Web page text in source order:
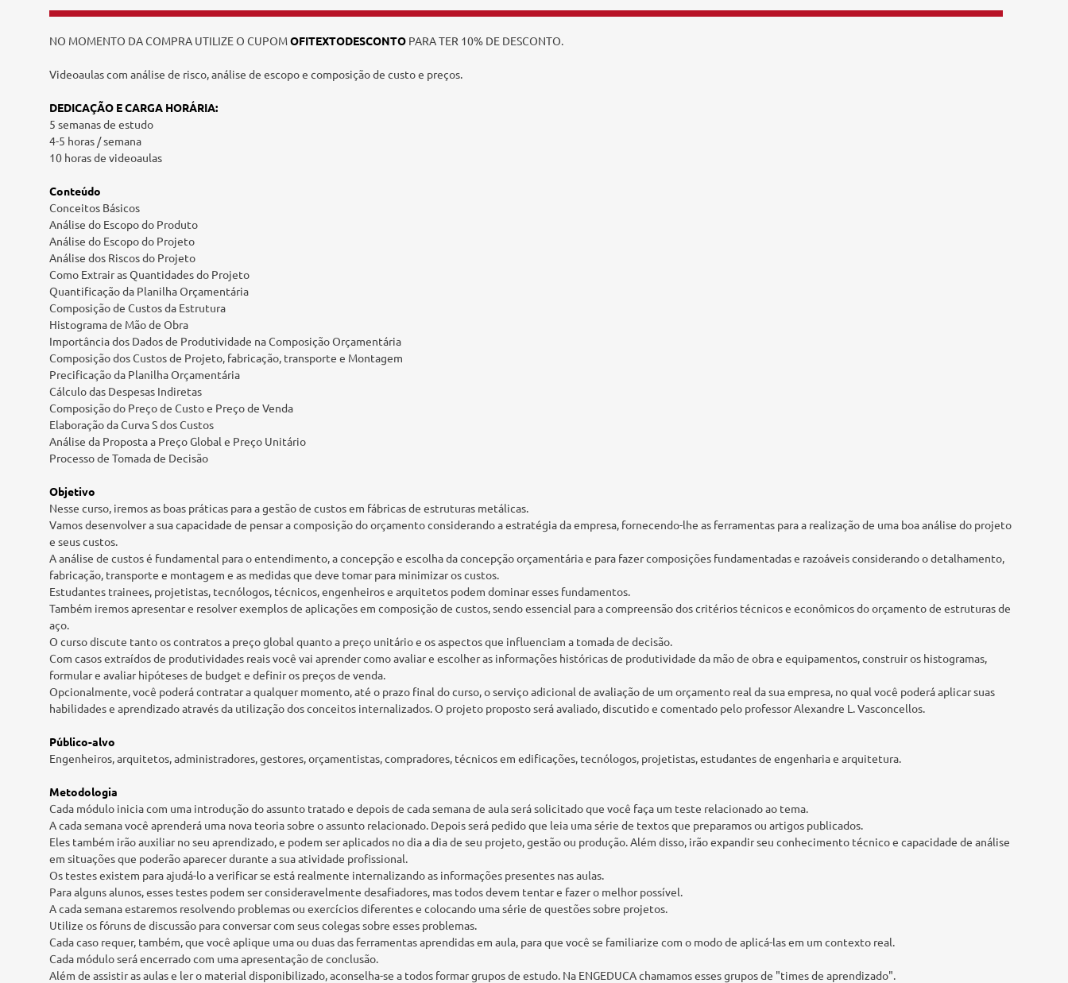
Tecnologia e Inovação
NO MOMENTO DA COMPRA UTILIZE O CUPOMOFITEXTODESCONTO PARA TER 10% DE DESCONTO.
Videoaulas com análise de risco, análise de escopo e composição de custo e preços.
DEDICAÇÃO E CARGA HORÁRIA:
5 semanas de estudo
4-5 horas / semana
10 horas de videoaulas
Conteúdo
Conceitos Básicos
Análise do Escopo do Produto
Análise do Escopo do Projeto
Análise dos Riscos do Projeto
Como Extrair as Quantidades do Projeto
Quantificação da Planilha Orçamentária
Composição de Custos da Estrutura
Histograma de Mão de Obra
Importância dos Dados de Produtividade na Composição Orçamentária
Composição dos Custos de Projeto, fabricação, transporte e Montagem
Precificação da Planilha Orçamentária
Cálculo das Despesas Indiretas
Composição do Preço de Custo e Preço de Venda
Elaboração da Curva S dos Custos
Análise da Proposta a Preço Global e Preço Unitário
Processo de Tomada de Decisão
Objetivo
Nesse curso, iremos as boas práticas para a gestão de custos em fábricas de estruturas metálicas.
Vamos desenvolver a sua capacidade de pensar a composição do orçamento considerando a estratégia da empresa, fornecendo-lhe as ferramentas para a realização de uma boa análise do projeto
e seus custos.
A análise de custos é fundamental para o entendimento, a concepção e escolha da concepção orçamentária e para fazer composições fundamentadas e razoáveis considerando o detalhamento,
fabricação, transporte e montagem e as medidas que deve tomar para minimizar os custos.
Estudantes trainees, projetistas, tecnólogos, técnicos, engenheiros e arquitetos podem dominar esses fundamentos.
Também iremos apresentar e resolver exemplos de aplicações em composição de custos, sendo essencial para a compreensão dos critérios técnicos e econômicos do orçamento de estruturas de
aço.
O curso discute tanto os contratos a preço global quanto a preço unitário e os aspectos que influenciam a tomada de decisão.
Com casos extraídos de produtividades reais você vai aprender como avaliar e escolher as informações históricas de produtividade da mão de obra e equipamentos, construir os histogramas,
formular e avaliar hipóteses de budget e definir os preços de venda.
Opcionalmente, você poderá contratar a qualquer momento, até o prazo final do curso, o serviço adicional de avaliação de um orçamento real da sua empresa, no qual você poderá aplicar suas
habilidades e aprendizado através da utilização dos conceitos internalizados. O projeto proposto será avaliado, discutido e comentado pelo professor Alexandre L. Vasconcellos.
Público-alvo
Engenheiros, arquitetos, administradores, gestores, orçamentistas, compradores, técnicos em edificações, tecnólogos, projetistas, estudantes de engenharia e arquitetura.
Metodologia
Cada módulo inicia com uma introdução do assunto tratado e depois de cada semana de aula será solicitado que você faça um teste relacionado ao tema.
A cada semana você aprenderá uma nova teoria sobre o assunto relacionado. Depois será pedido que leia uma série de textos que preparamos ou artigos publicados.
Eles também irão auxiliar no seu aprendizado, e podem ser aplicados no dia a dia de seu projeto, gestão ou produção. Além disso, irão expandir seu conhecimento técnico e capacidade de análise
em situações que poderão aparecer durante a sua atividade profissional.
Os testes existem para ajudá-lo a verificar se está realmente internalizando as informações presentes nas aulas.
Para alguns alunos, esses testes podem ser consideravelmente desafiadores, mas todos devem tentar e fazer o melhor possível.
A cada semana estaremos resolvendo problemas ou exercícios diferentes e colocando uma série de questões sobre projetos.
Utilize os fóruns de discussão para conversar com seus colegas sobre esses problemas.
Cada caso requer, também, que você aplique uma ou duas das ferramentas aprendidas em aula, para que você se familiarize com o modo de aplicá-las em um contexto real.
Cada módulo será encerrado com uma apresentação de conclusão.
Além de assistir as aulas e ler o material disponibilizado, aconselha-se a todos formar grupos de estudo. Na ENGEDUCA chamamos esses grupos de "times de aprendizado".